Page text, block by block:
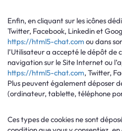
Enfin, en cliquant sur les icônes
Twitter, Facebook, Linkedin et
https://html5-chat.com ou dans
l’Utilisateur a accepté le dépôt de
navigation sur le Site Internet ou
https://html5-chat.com, Twitter,
Plus peuvent également déposer
(ordinateur, tablette, téléphone
Ces types de cookies ne sont